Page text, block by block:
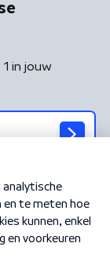
in jouw